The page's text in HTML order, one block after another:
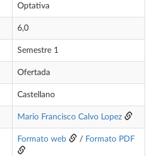
Optativa
6,0
Semestre 1
Ofertada
Castellano
Mario Francisco Calvo Lopez
Formato web / Formato PDF